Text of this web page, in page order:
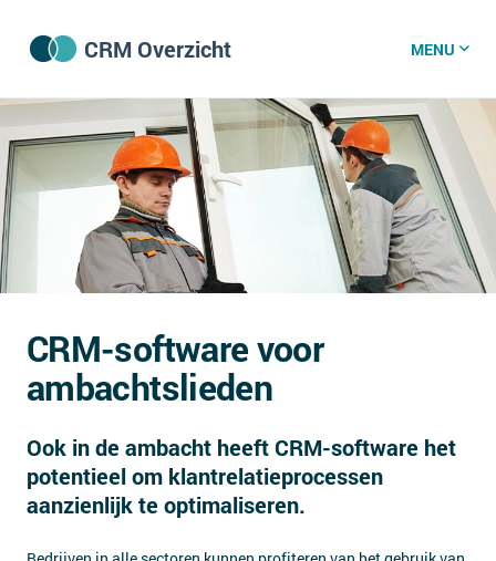
CRM Overzicht
CRM software
CRM kenniscentrum
CRM nieuws
Wat is CRM?
CRM vacatures
Over ons
GDPR
MENU
CRM-software voor
ambachtslieden
Ook in de ambacht heeft CRM-software het
potentieel om klantrelatieprocessen
aanzienlijk te optimaliseren.